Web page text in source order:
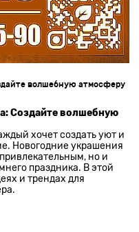
волшебную атмосферу
Создайте волшебную
хочет создать уют и
Новогодние украшения
но и
праздника. В этой
и трендах для